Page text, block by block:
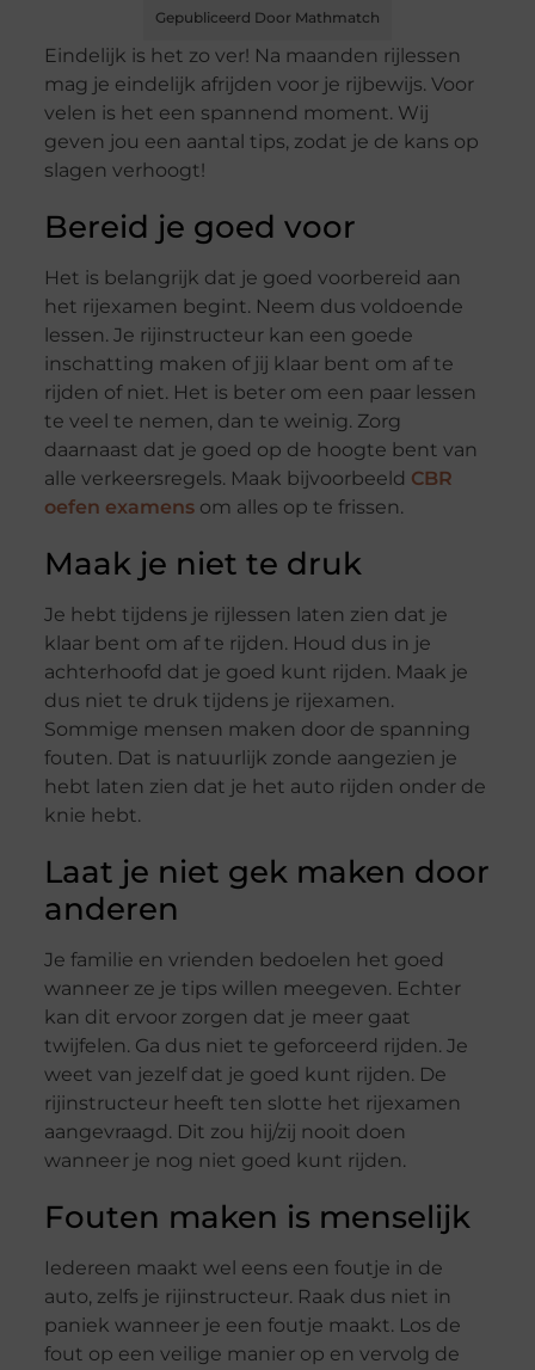
Gepubliceerd Door Mathmatch
Eindelijk is het zo ver! Na maanden rijlessen
mag je eindelijk afrijden voor je rijbewijs. Voor
velen is het een spannend moment. Wij
geven jou een aantal tips, zodat je de kans op
slagen verhoogt!
Bereid je goed voor
Het is belangrijk dat je goed voorbereid aan
het rijexamen begint. Neem dus voldoende
lessen. Je rijinstructeur kan een goede
inschatting maken of jij klaar bent om af te
rijden of niet. Het is beter om een paar lessen
te veel te nemen, dan te weinig. Zorg
daarnaast dat je goed op de hoogte bent van
alle verkeersregels. Maak bijvoorbeeld CBR
oefen examensom alles op te frissen.
Maak je niet te druk
Je hebt tijdens je rijlessen laten zien dat je
klaar bent om af te rijden. Houd dus in je
achterhoofd dat je goed kunt rijden. Maak je
dus niet te druk tijdens je rijexamen.
Sommige mensen maken door de spanning
fouten. Dat is natuurlijk zonde aangezien je
hebt laten zien dat je het auto rijden onder de
knie hebt.
Laat je niet gek maken door
anderen
Je familie en vrienden bedoelen het goed
wanneer ze je tips willen meegeven. Echter
kan dit ervoor zorgen dat je meer gaat
twijfelen. Ga dus niet te geforceerd rijden. Je
weet van jezelf dat je goed kunt rijden. De
rijinstructeur heeft ten slotte het rijexamen
aangevraagd. Dit zou hij/zij nooit doen
wanneer je nog niet goed kunt rijden.
Fouten maken is menselijk
Iedereen maakt wel eens een foutje in de
auto, zelfs je rijinstructeur. Raak dus niet in
paniek wanneer je een foutje maakt. Los de
fout op een veilige manier op en vervolg de